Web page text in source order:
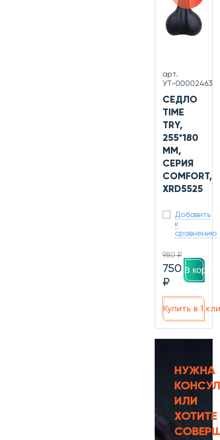
арт.
УТ-00002463
СЕДЛО
TIME
TRY,
255*180
ММ,
СЕРИЯ
COMFORT,
XRD5525
Добавить
к
сравнению
980 ₽
750
₽
В
Купить в 1
НУЖНА
ИЛИ
ХОТИТЕ